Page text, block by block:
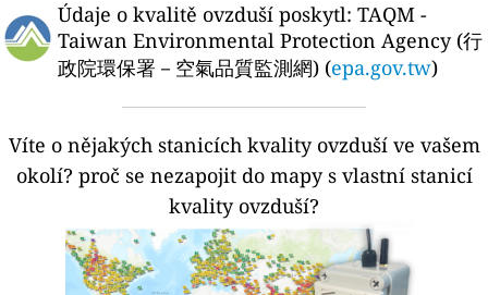
Údaje o kvalitě ovzduší poskytl: TAQM -
Taiwan Environmental Protection Agency (行
政院環保署－空氣品質監測網) (epa.gov.tw)
Víte o nějakých stanicích kvality ovzduší ve vašem
okolí? proč se nezapojit do mapy s vlastní stanicí
kvality ovzduší?